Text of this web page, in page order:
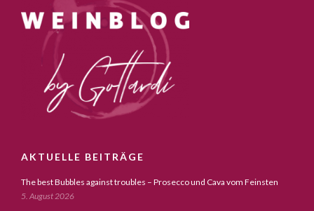
AKTUELLE BEITRÄGE
The best Bubbles against troubles – Prosecco und Cava vom Feinsten
5. August 2026